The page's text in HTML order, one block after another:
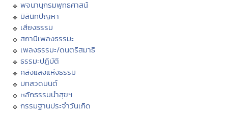
พจนานุกรมพุทธศาสน์
มิลินทปัญหา
เสียงธรรม
สถานีเพลงธรรมะ
เพลงธรรมะ/ดนตรีสมาธิ
ธรรมะปฏิบัติ
คลังแสงแห่งธรรม
บทสวดมนต์
หลักธรรมนำสุขฯ
กรรมฐานประจำวันเกิด